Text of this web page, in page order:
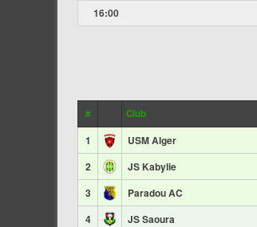
16:00
# Club
1 USM Alger
2
JS Kabylie
3
Paradou AC
4
JS Saoura